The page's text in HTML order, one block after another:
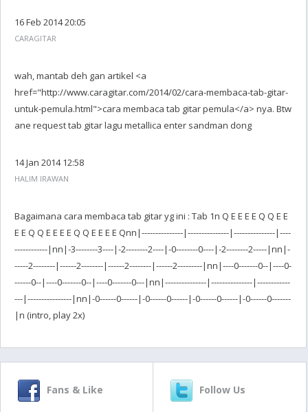
16 Feb 2014 20:05
CARAGITAR
wah, mantab deh gan artikel <a
href="http://www.caragitar.com/2014/02/cara-membaca-tab-gitar-
untuk-pemula.html">cara membaca tab gitar pemula</a> nya. Btw
ane request tab gitar lagu metallica enter sandman dong
14 Jan 2014 12:58
HALIM IRAWAN
Bagaimana cara membaca tab gitar yg ini : Tab 1n Q E E E E Q Q E E
E E Q Q E E E E Q Q E E E E Qnn|---------------|---------------|---------------|----
------------|nn|-3--------3----|-2--------2----|-0--------0----|-2--------2-----|nn|-
-----2--------|------2--------|------2--------|------2---------|nn|----0-------0--|----0-
------0--|----0-------0--|----0-------0---|nn|---------------|---------------|------------
---|----------------|nn|-0------0------|-0------0------|-0------0------|-0------0-------
|n (intro, play 2x)
Fans & Like Follow Us